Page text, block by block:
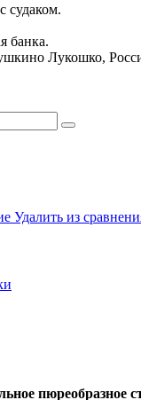
судаком.
банка.
Лукошко,
Удалить из
пюреобразное